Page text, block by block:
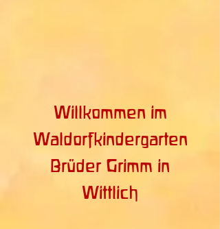
Willkommen im
Waldorfkindergarten
Brüder Grimm in
Wittlich